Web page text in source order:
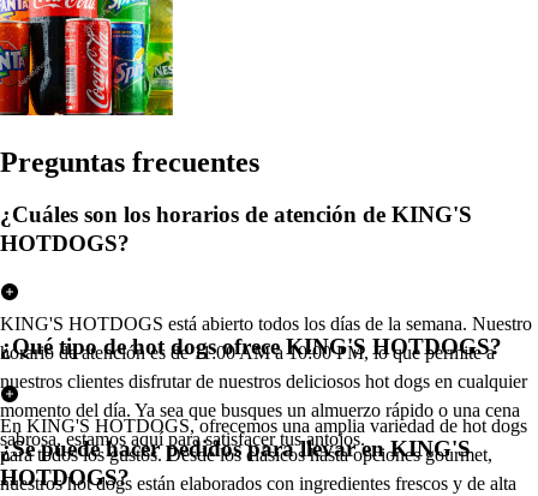
Preguntas frecuentes
¿Cuáles son los horarios de atención de KING'S
HOTDOGS?
KING'S HOTDOGS está abierto todos los días de la semana. Nuestro
horario de atención es de 11:00 AM a 10:00 PM, lo que permite a
nuestros clientes disfrutar de nuestros deliciosos hot dogs en cualquier
momento del día. Ya sea que busques un almuerzo rápido o una cena
sabrosa, estamos aquí para satisfacer tus antojos.
¿Qué tipo de hot dogs ofrece KING'S HOTDOGS?
En KING'S HOTDOGS, ofrecemos una amplia variedad de hot dogs
para todos los gustos. Desde los clásicos hasta opciones gourmet,
nuestros hot dogs están elaborados con ingredientes frescos y de alta
¿Se puede hacer pedidos para llevar en KING'S
HOTDOGS?